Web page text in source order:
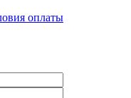
оплаты